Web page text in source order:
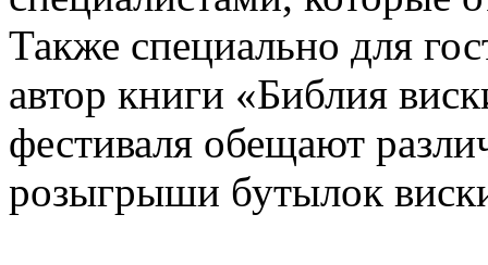
Также специально для
автор книги «Библия
фестиваля обещают
розыгрыши бутылок